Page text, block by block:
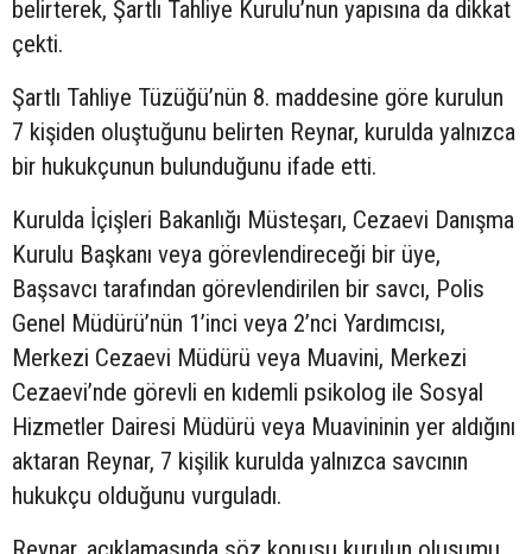
belirterek, Şartlı Tahliye Kurulu’nun yapısına da dikkat
çekti.
Şartlı Tahliye Tüzüğü’nün 8. maddesine göre kurulun
7 kişiden oluştuğunu belirten Reynar, kurulda yalnızca
bir hukukçunun bulunduğunu ifade etti.
Kurulda İçişleri Bakanlığı Müsteşarı, Cezaevi Danışma
Kurulu Başkanı veya görevlendireceği bir üye,
Başsavcı tarafından görevlendirilen bir savcı, Polis
Genel Müdürü’nün 1’inci veya 2’nci Yardımcısı,
Merkezi Cezaevi Müdürü veya Muavini, Merkezi
Cezaevi’nde görevli en kıdemli psikolog ile Sosyal
Hizmetler Dairesi Müdürü veya Muavininin yer aldığını
aktaran Reynar, 7 kişilik kurulda yalnızca savcının
hukukçu olduğunu vurguladı.